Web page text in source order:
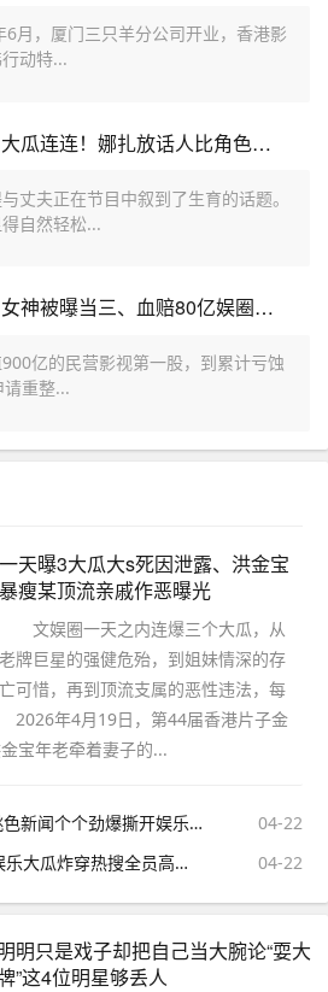
，厦门三只羊分公司开业，香港影
动特...
娱乐圈四月大瓜连连！娜扎放话人比角色美全红婵遭网暴报警内幕
夫正在节目中叙到了生育的话题。
自然轻松...
故意辱华、女神被曝当三、血赔80亿娱圈的瓜一个比一个劲爆
亿的民营影视第一股，到累计亏蚀
重整...
一天曝3大瓜大s死因泄露、洪金宝
暴瘦某顶流亲戚作恶曝光
文娱圈一天之内连爆三个大瓜，从
老牌巨星的强健危殆，到姐妹情深的存
亡可惜，再到顶流支属的恶性违法，每
年4月19日，第44届香港片子金
宝年老牵着妻子的...
近20年来三大著名的桃色新闻个个劲爆撕开娱乐圈最不堪的一面
04-22
爆哭+怒撕！4月21日娱乐大瓜炸穿热搜全员高能不掺水
04-22
明只是戏子却把自己当大腕论“耍大
”这4位明星够丢人